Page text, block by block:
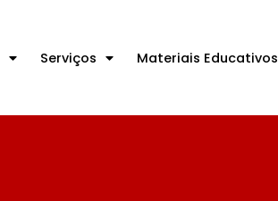
Serviços Materiais Educativos